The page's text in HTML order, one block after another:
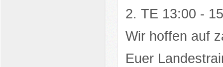
2. TE 13:00 -
Wir hoffen auf
Euer